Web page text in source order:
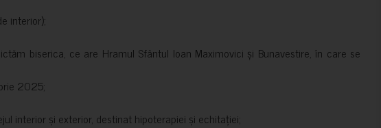
interior);
biserica, ce are Hramul Sfântul Ioan Maximovici și Bunavestire, în care se
2025;
interior și exterior, destinat hipoterapiei și echitației;